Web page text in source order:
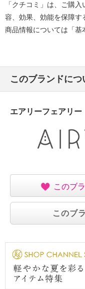
「クチコミ」は、ご購
容、効果、効能を保障す
商品情報については「基
このブランドにつ
エアリーフェアリー
このブ
このブ